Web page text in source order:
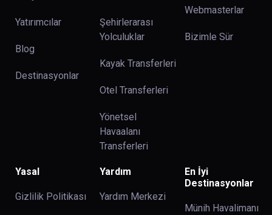
Yatırımcılar
Blog
Destinasyonlar
Şehirlerarası
Yolculuklar
Kayak Transferleri
Otel Transferleri
Yönetsel
Havaalanı
Transferleri
Webmasterlar
Bizimle Sür
Yasal
Gizlilik Politikası
Yardım
Yardım Merkezi
En İyi
Destinasyonlar
Münih Havalimanı